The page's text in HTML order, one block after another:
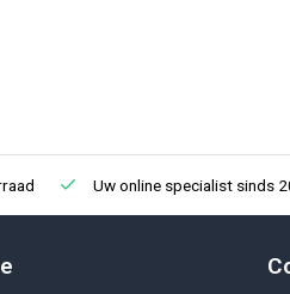
Uw online specialist sinds